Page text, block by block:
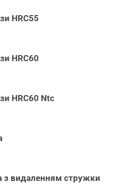
HRC55
HRC60
HRC60 Ntc
з видаленням стружки